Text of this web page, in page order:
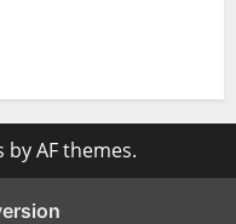
by AF themes.